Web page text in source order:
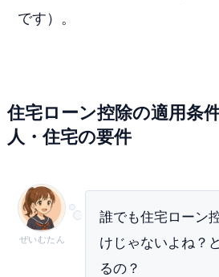
です）。
住宅ローン控除の適用条
人・住宅の要件
ぜいむたん
誰でも住宅ローン
けじゃないよね？
るの？